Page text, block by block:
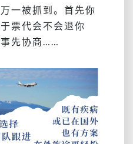
一被抓到。 首先你
票代会不会退你
先协商……